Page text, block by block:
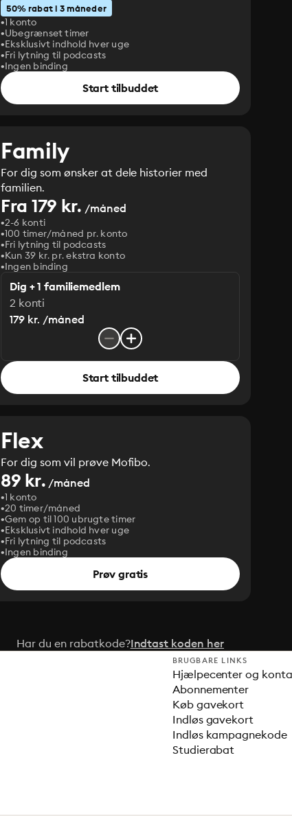
50% rabat i 3 måneder
1 konto
Ubegrænset timer
Eksklusivt indhold hver uge
Fri lytning til podcasts
Ingen binding
Start tilbuddet
Family
For dig som ønsker at dele historier med
familien.
Fra 179 kr. /måned
2-6 konti
100 timer/måned pr. konto
Fri lytning til podcasts
Kun 39 kr. pr. ekstra konto
Ingen binding
Dig + 1 familiemedlem
2 konti
179 kr. /måned
Start tilbuddet
Flex
For dig som vil prøve Mofibo.
89 kr. /måned
1 konto
20 timer/måned
Gem op til 100 ubrugte timer
Eksklusivt indhold hver uge
Fri lytning til podcasts
Ingen binding
Prøv gratis
Har du en rabatkode?Indtast koden her
BRUGBARE LINKS
Hjælpecenter og
Abonnementer
Køb gavekort
Indløs gavekort
Indløs kampagnekode
Studierabat